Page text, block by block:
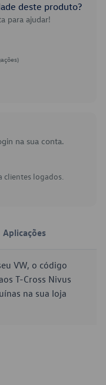
deste produto?
para ajudar!
na sua conta.
clientes logados.
Aplicações
VW, o código
T-Cross Nivus
na sua loja